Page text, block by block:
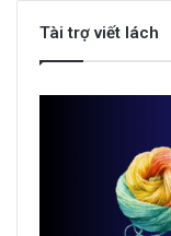
Tài trợ viết lách